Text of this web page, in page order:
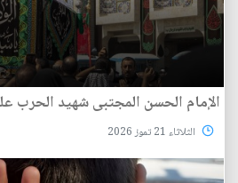
الإمام الحسن المجتبى شهيد الحرب
الثلاثاء 21 تموز 2026